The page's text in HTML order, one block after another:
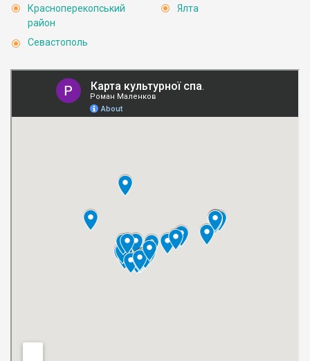
Красноперекопський
район
Севастополь
Ялта